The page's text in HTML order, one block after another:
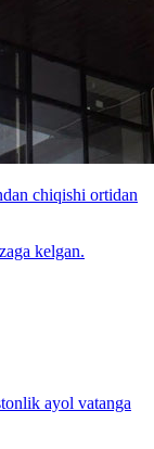
chiqishi ortidan
kelgan.
ayol vatanga